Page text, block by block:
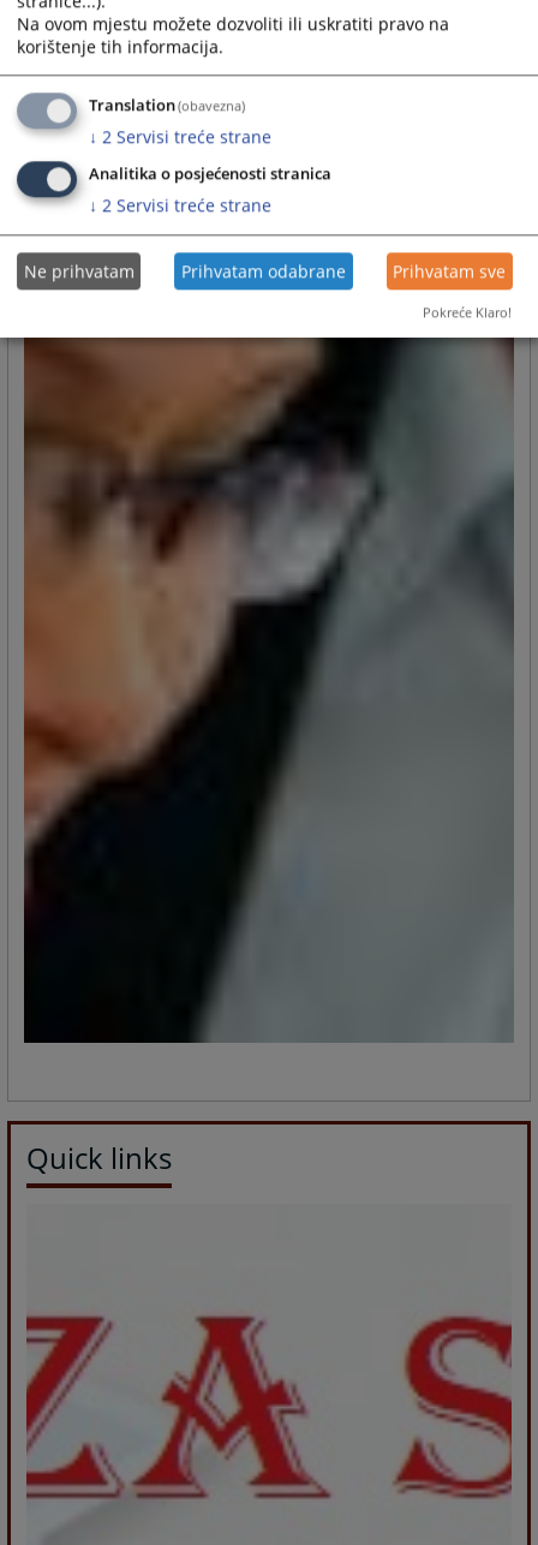
Quick links
Na ovom mjestu možete dozvoliti ili uskratiti pravo na
korištenje tih informacija.
Translation(obavezna)
↓ 2 Servisi treće strane
Analitika o posjećenosti stranica
↓ 2 Servisi treće strane
Ne prihvatam Prihvatam odabrane Prihvatam sve
Pokreće Klaro!